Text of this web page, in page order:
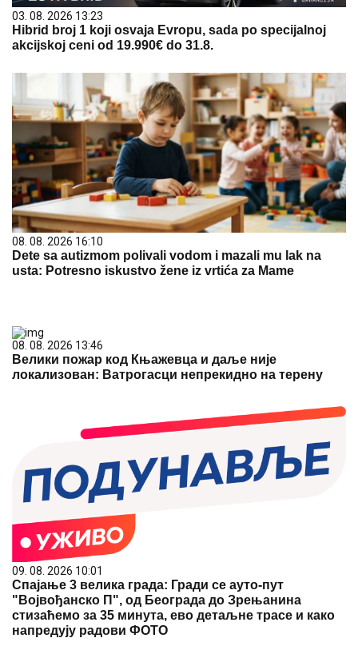
03. 08. 2026 13:23
Hibrid broj 1 koji osvaja Evropu, sada po specijalnoj
akcijskoj ceni od 19.990€ do 31.8.
08. 08. 2026 16:10
Dete sa autizmom polivali vodom i mazali mu lak na
usta: Potresno iskustvo žene iz vrtića za Mame
08. 08. 2026 13:46
Велики пожар код Књажевца и даље није
локализован: Ватрогасци непрекидно на терену
09. 08. 2026 10:01
Спајање 3 велика града: Гради се ауто-пут
"Војвођанско П", од Београда до Зрењанина
стизаћемо за 35 минута, ево детаљне трасе и како
напредују радови ФОТО